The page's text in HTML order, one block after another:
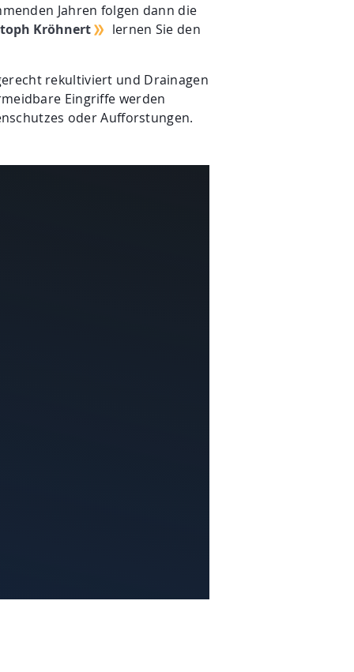
Jahren folgen dann die
Kröhnert
lernen Sie den
rekultiviert und Drainagen
Eingriffe werden
oder Aufforstungen.